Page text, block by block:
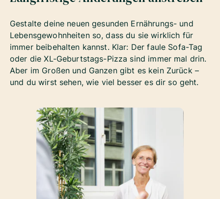
Gestalte deine neuen gesunden Ernährungs- und
Lebensgewohnheiten so, dass du sie wirklich für
immer beibehalten kannst. Klar: Der faule Sofa-Tag
oder die XL-Geburtstags-Pizza sind immer mal drin.
Aber im Großen und Ganzen gibt es kein Zurück –
und du wirst sehen, wie viel besser es dir so geht.